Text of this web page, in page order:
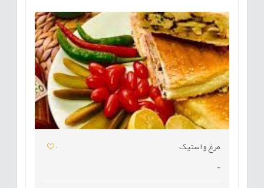
مرغ و استیک
0
-